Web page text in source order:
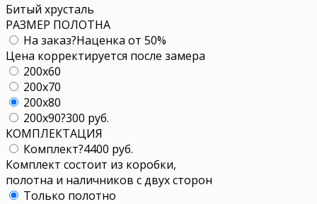
Битый хрусталь
РАЗМЕР ПОЛОТНА
На заказ?Наценка от 50%
Цена корректируется после замера
200x60
200x70
200x80
200x90?300 руб.
КОМПЛЕКТАЦИЯ
Комплект?4400 руб.
Комплект состоит из коробки,
полотна и наличников с двух сторон
Только полотно